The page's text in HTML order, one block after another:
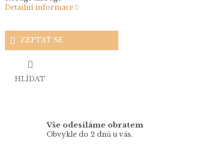
Detailní informace
ZEPTAT SE
HLÍDAT
Vše odesíláme obratem
Obvykle do 2 dnů u vás.